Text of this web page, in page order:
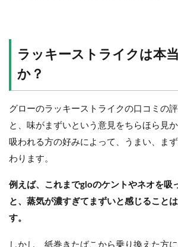
ラッキーストライクは本
か？
グローのラッキーストライクの口コミの
と、味がまずいという意見をちらほら見
吸われる方の好みによって、うまい、ま
わります。
例えば、これまでgloのケントやネオを吸
と、蒸気が濃すぎてまずいと感じること
す。
しかし、紙巻きたばこから乗り換えた方